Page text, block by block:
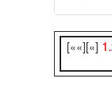
[««][«] 1.